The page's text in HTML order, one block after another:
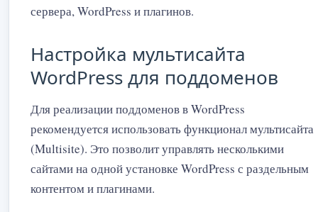
сервера, WordPress и плагинов.
Настройка мультисайта
WordPress для поддоменов
Для реализации поддоменов в WordPress
рекомендуется использовать функционал мультисайта
(Multisite). Это позволит управлять несколькими
сайтами на одной установке WordPress с раздельным
контентом и плагинами.